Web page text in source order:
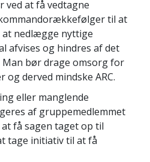
at få vedtagne
til at
at nedlægge nyttige
afvises og hindres af det
bør drage omsorg for
derved mindske ARC.
eller manglende
af gruppemedlemmet
få sagen taget op til
tage initiativ til at få